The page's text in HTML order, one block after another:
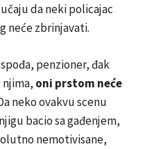
da neki policajac
neće zbrinjavati.
penzioner, đak
oni prstom neće
neko ovakvu scenu
bacio sa gađenjem,
nemotivisane,